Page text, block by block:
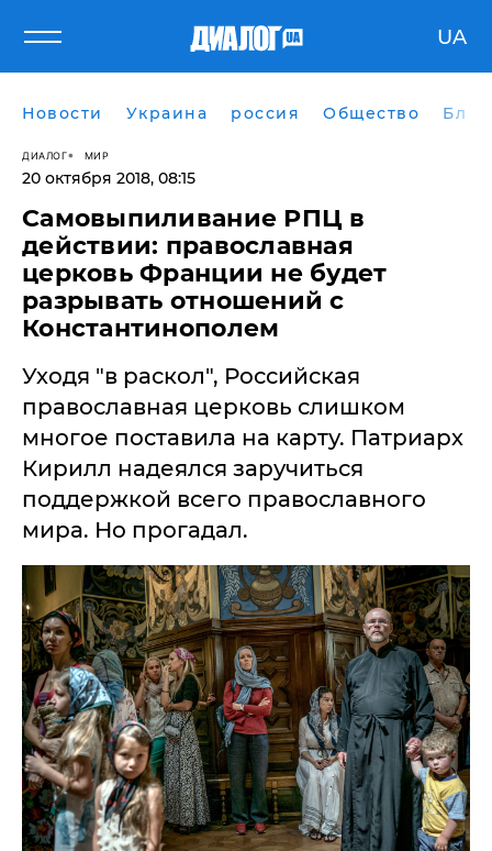
UA
Новости Украина россия Общество
ДИАЛОГ МИР
20 октября 2018, 08:15
Самовыпиливание РПЦ в
действии: православная
церковь Франции не будет
разрывать отношений с
Константинополем
Уходя "в раскол", Российская
православная церковь слишком
многое поставила на карту. Патриарх
Кирилл надеялся заручиться
поддержкой всего православного
мира. Но прогадал.